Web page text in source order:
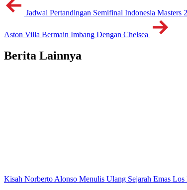
Jadwal Pertandingan Semifinal Indonesia Masters
Aston Villa Bermain Imbang Dengan Chelsea
Berita Lainnya
Kisah Norberto Alonso Menulis Ulang Sejarah Emas